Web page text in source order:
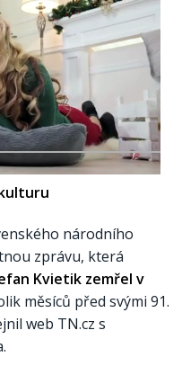
národního
zprávu, která
Kvietik zemřel v
měsíců před svými 91.
web TN.cz s